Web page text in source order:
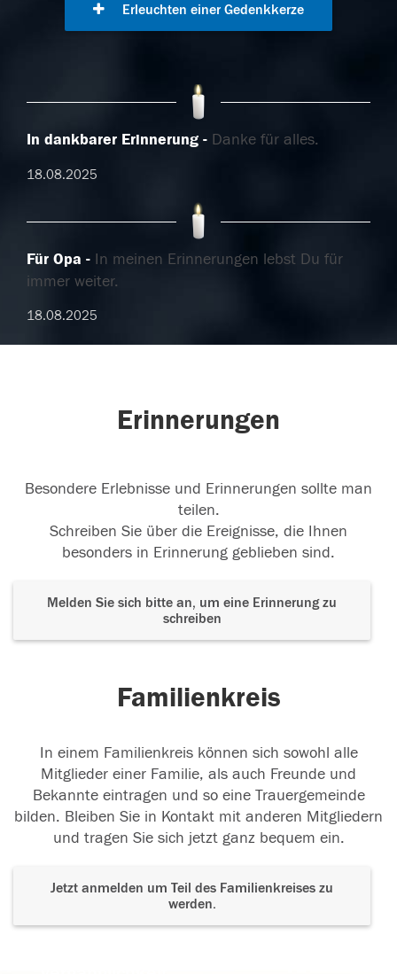
Erleuchten einer Gedenkkerze
In dankbarer Erinnerung Danke für alles.
18.08.2025
Für Opa
In meinen Erinnerungen lebst Du für
immer weiter.
18.08.2025
Erinnerungen
Besondere Erlebnisse und Erinnerungen sollte man
teilen.
Schreiben Sie über die Ereignisse, die Ihnen
besonders in Erinnerung geblieben sind.
Melden Sie sich bitte an, um eine Erinnerung zu
schreiben
Familienkreis
In einem Familienkreis können sich sowohl alle
Mitglieder einer Familie, als auch Freunde und
Bekannte eintragen und so eine Trauergemeinde
bilden. Bleiben Sie in Kontakt mit anderen Mitgliedern
und tragen Sie sich jetzt ganz bequem ein.
Jetzt anmelden um Teil des Familienkreises zu
werden.